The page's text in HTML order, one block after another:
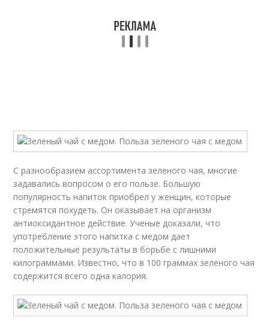
С разнообразием ассортимента зеленого чая, многие
задавались вопросом о его пользе. Большую
популярность напиток приобрел у женщин, которые
стремятся похудеть. Он оказывает на организм
антиоксидантное действие. Ученые доказали, что
употребление этого напитка с медом дает
положительные результаты в борьбе с лишними
килограммами. Известно, что в 100 граммах зеленого чая
содержится всего одна калория.